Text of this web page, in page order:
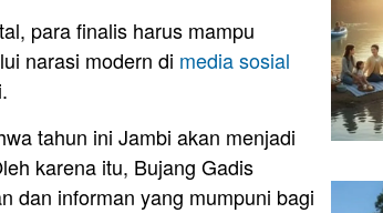
para finalis harus mampu
narasi modern di media sosial
tahun ini Jambi akan menjadi
karena itu, Bujang Gadis
dan informan yang mumpuni bagi